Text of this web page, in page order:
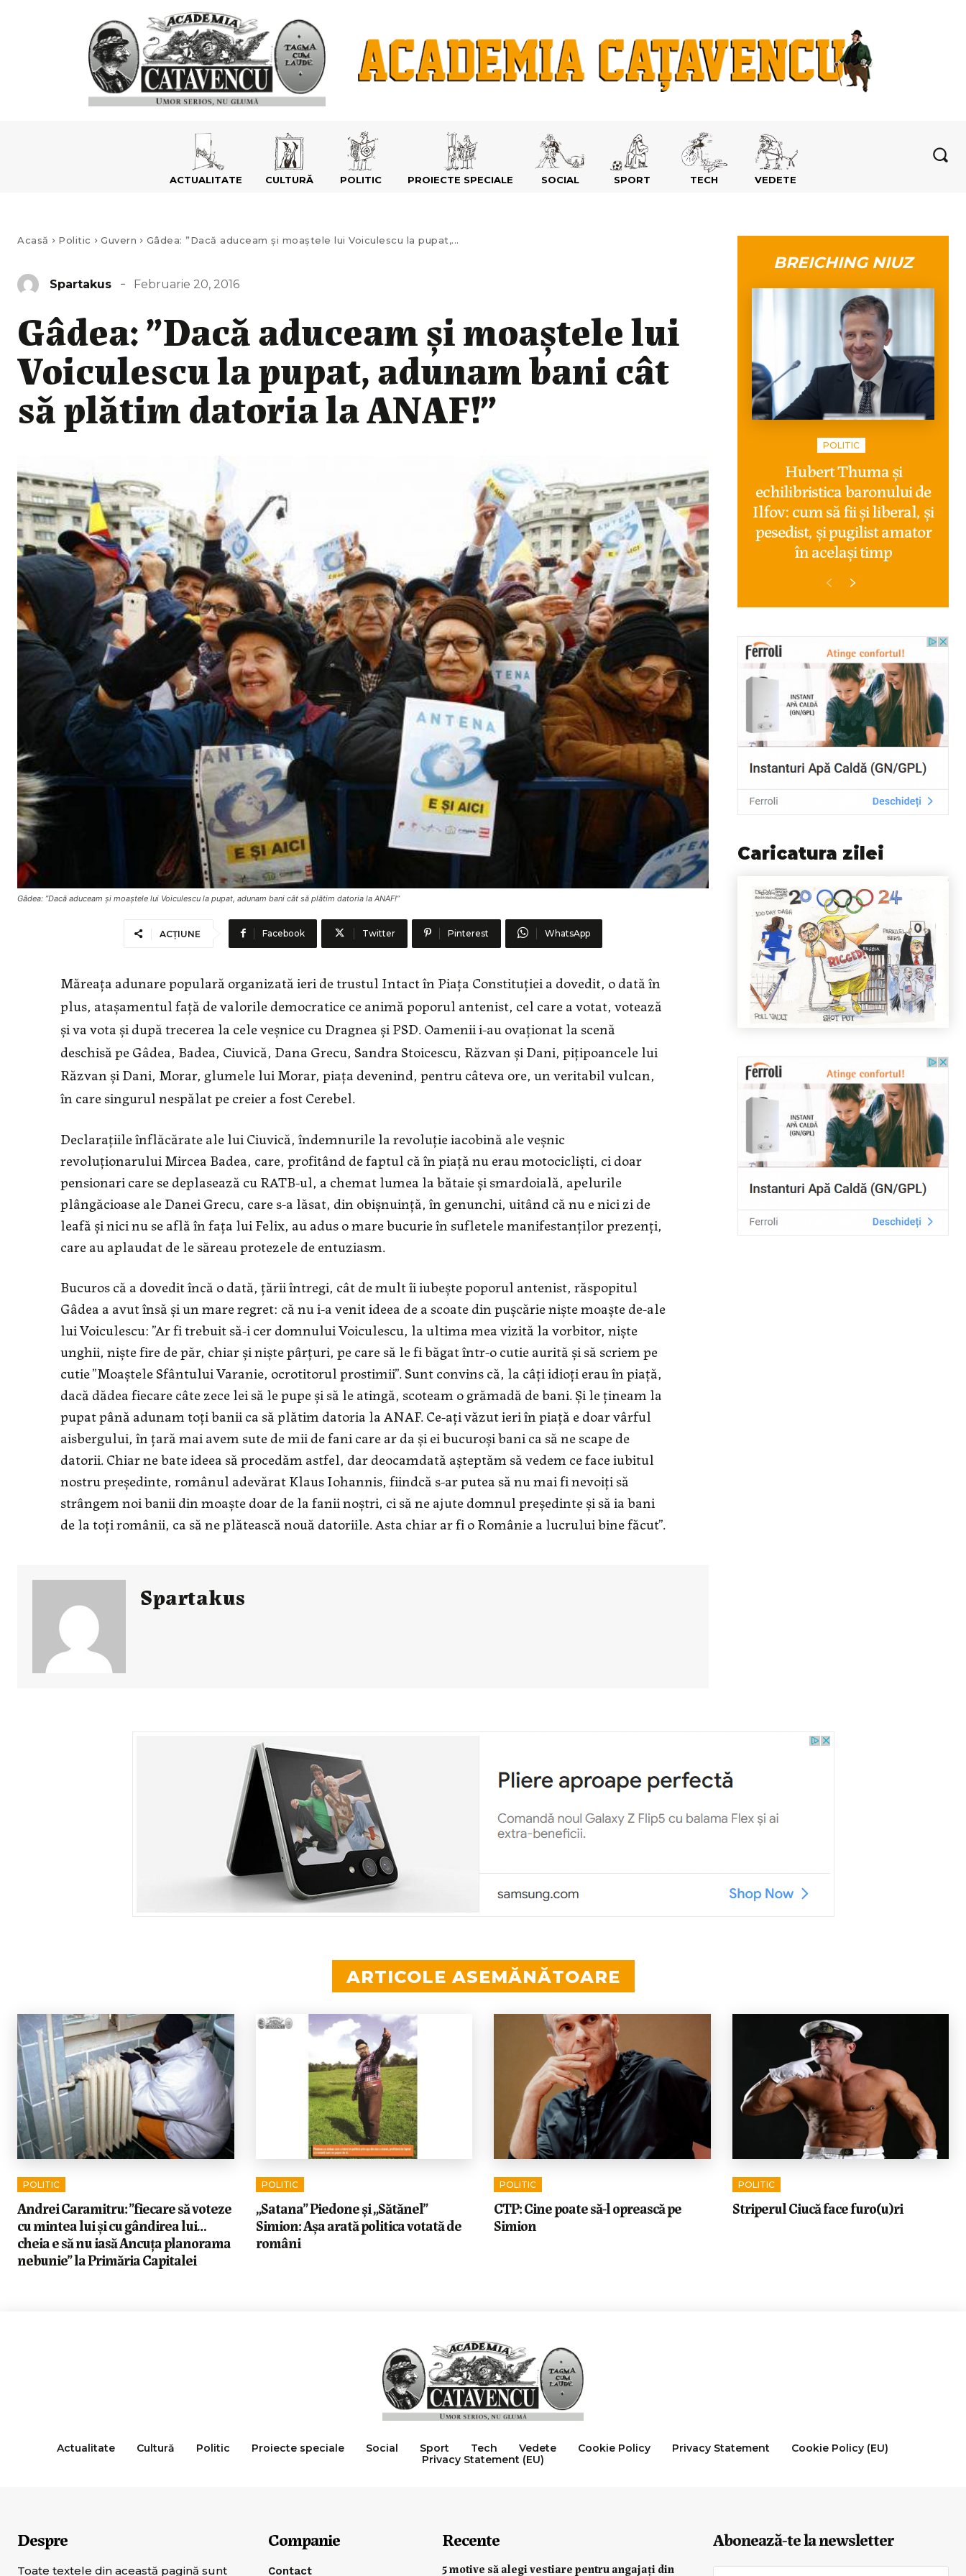
ACTUALITATE CULTURĂ POLITIC PROIECTE SPECIALE SOCIAL SPORT TECH VEDETE
Acasă Politic Guvern Gâdea: ”Dacă aduceam și moaștele lui Voiculescu la pupat,...
Spartakus Februarie 20, 2016
Gâdea: ”Dacă aduceam și moaștele lui
Voiculescu la pupat, adunam bani cât
să plătim datoria la ANAF!”
Gâdea: ”Dacă aduceam și moaștele lui Voiculescu la pupat, adunam bani cât să plătim datoria la ANAF!”
ACȚIUNE Facebook Twitter Pinterest WhatsApp
Măreața adunare populară organizată ieri de trustul Intact în Piața Constituției a dovedit, o dată în
plus, atașamentul față de valorile democratice ce animă poporul antenist, cel care a votat, votează
și va vota și după trecerea la cele veșnice cu Dragnea și PSD. Oamenii i-au ovaționat la scenă
deschisă pe Gâdea, Badea, Ciuvică, Dana Grecu, Sandra Stoicescu, Răzvan și Dani, pițipoancele lui
Răzvan și Dani, Morar, glumele lui Morar, piața devenind, pentru câteva ore, un veritabil vulcan,
în care singurul nespălat pe creier a fost Cerebel.
Declarațiile înflăcărate ale lui Ciuvică, îndemnurile la revoluție iacobină ale veșnic
revoluționarului Mircea Badea, care, profitând de faptul că în piață nu erau motocicliști, ci doar
pensionari care se deplasează cu RATB-ul, a chemat lumea la bătaie și smardoială, apelurile
plângăcioase ale Danei Grecu, care s-a lăsat, din obișnuință, în genunchi, uitând că nu e nici zi de
leafă și nici nu se află în fața lui Felix, au adus o mare bucurie în sufletele manifestanților prezenți,
care au aplaudat de le săreau protezele de entuziasm.
Bucuros că a dovedit încă o dată, țării întregi, cât de mult îi iubește poporul antenist, răspopitul
Gâdea a avut însă și un mare regret: că nu i-a venit ideea de a scoate din pușcărie niște moaște de-ale
lui Voiculescu: ”Ar fi trebuit să-i cer domnului Voiculescu, la ultima mea vizită la vorbitor, niște
unghii, niște fire de păr, chiar și niște pârțuri, pe care să le fi băgat într-o cutie aurită și să scriem pe
cutie ”Moaștele Sfântului Varanie, ocrotitorul prostimii”. Sunt convins că, la câți idioți erau în piață,
dacă dădea fiecare câte zece lei să le pupe și să le atingă, scoteam o grămadă de bani. Și le țineam la
pupat până adunam toți banii ca să plătim datoria la ANAF. Ce-ați văzut ieri în piață e doar vârful
aisbergului, în țară mai avem sute de mii de fani care ar da și ei bucuroși bani ca să ne scape de
datorii. Chiar ne bate ideea să procedăm astfel, dar deocamdată așteptăm să vedem ce face iubitul
nostru președinte, românul adevărat Klaus Iohannis, fiindcă s-ar putea să nu mai fi nevoiți să
strângem noi banii din moaște doar de la fanii noștri, ci să ne ajute domnul președinte și să ia bani
de la toți românii, ca să ne plătească nouă datoriile. Asta chiar ar fi o Românie a lucrului bine făcut”.
Spartakus
BREICHING NIUZ
POLITIC
Hubert Thuma și
echilibristica baronului de
Ilfov: cum să fii și liberal, și
pesedist, și pugilist amator
în același timp
Caricatura zilei
ARTICOLE ASEMĂNĂTOARE
POLITIC
Andrei Caramitru: ”fiecare să voteze
cu mintea lui și cu gândirea lui…
cheia e să nu iasă Ancuța planorama
nebunie” la Primăria Capitalei
POLITIC
„Satana” Piedone și „Sătănel”
Simion: Așa arată politica votată de
români
POLITIC
CTP: Cine poate să-l oprească pe
Simion
POLITIC
Striperul Ciucă face furo(u)ri
Actualitate Cultură Politic Proiecte speciale Social Sport Tech Vedete Cookie Policy Privacy Statement
Cookie Policy (EU)
Privacy Statement (EU)
Despre
Toate textele din această pagină sunt
Companie
Contact
Recente
5 motive să alegi vestiare pentru angajați din
Abonează-te la newsletter